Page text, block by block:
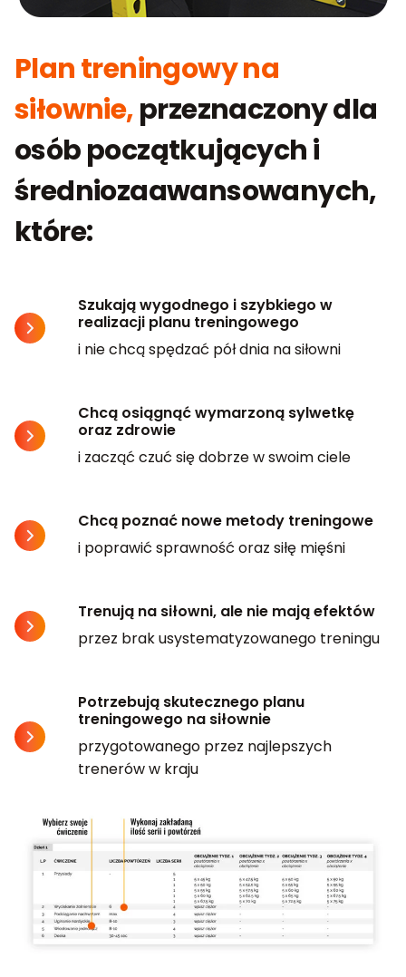
Plan treningowy na
siłownie,przeznaczony dla
osób początkujących i
średniozaawansowanych,
które:
Szukają wygodnego i szybkiego w
realizacji planu treningowego
i nie chcą spędzać pół dnia na siłowni
Chcą osiągnąć wymarzoną sylwetkę
oraz zdrowie
i zacząć czuć się dobrze w swoim ciele
Chcą poznać nowe metody treningowe
i poprawić sprawność oraz siłę mięśni
Trenują na siłowni, ale nie mają efektów
przez brak usystematyzowanego treningu
Potrzebują skutecznego planu
treningowego na siłownie
przygotowanego przez najlepszych
trenerów w kraju